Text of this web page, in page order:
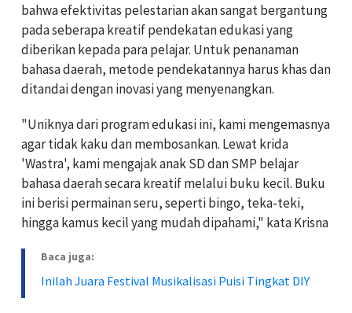
bahwa efektivitas pelestarian akan sangat bergantung
pada seberapa kreatif pendekatan edukasi yang
diberikan kepada para pelajar. Untuk penanaman
bahasa daerah, metode pendekatannya harus khas dan
ditandai dengan inovasi yang menyenangkan.
"Uniknya dari program edukasi ini, kami mengemasnya
agar tidak kaku dan membosankan. Lewat krida
'Wastra', kami mengajak anak SD dan SMP belajar
bahasa daerah secara kreatif melalui buku kecil. Buku
ini berisi permainan seru, seperti bingo, teka-teki,
hingga kamus kecil yang mudah dipahami," kata Krisna
Baca juga:
Inilah Juara Festival Musikalisasi Puisi Tingkat DIY